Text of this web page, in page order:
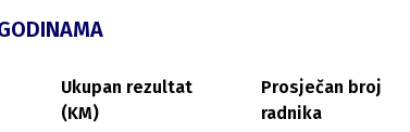
Ukupan rezultat
(KM)
Prosječan broj
radnika